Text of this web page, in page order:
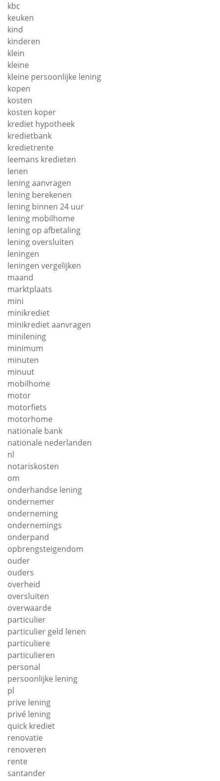
kbc
keuken
kind
kinderen
klein
kleine
kleine persoonlijke lening
kopen
kosten
kosten koper
krediet hypotheek
kredietbank
kredietrente
leemans kredieten
lenen
lening aanvragen
lening berekenen
lening binnen 24 uur
lening mobilhome
lening op afbetaling
lening oversluiten
leningen
leningen vergelijken
maand
marktplaats
mini
minikrediet
minikrediet aanvragen
minilening
minimum
minuten
minuut
mobilhome
motor
motorfiets
motorhome
nationale bank
nationale nederlanden
nl
notariskosten
om
onderhandse lening
ondernemer
onderneming
ondernemings
onderpand
opbrengsteigendom
ouder
ouders
overheid
oversluiten
overwaarde
particulier
particulier geld lenen
particuliere
particulieren
personal
persoonlijke lening
pl
prive lening
privé lening
quick krediet
renovatie
renoveren
rente
santander